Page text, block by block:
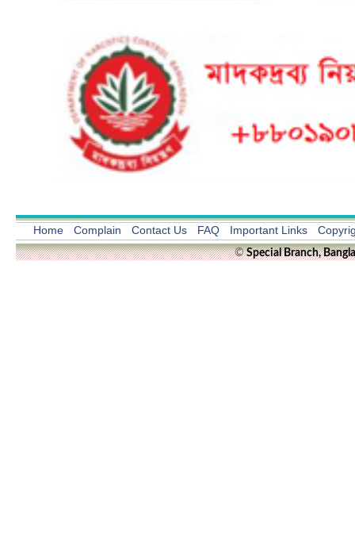
Home Complain Contact Us FAQ Important Links
©Special Branch,